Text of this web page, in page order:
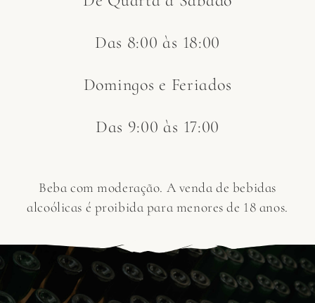
Das 8:00 às 18:00
Domingos e Feriados
Das 9:00 às 17:00
Beba com moderação. A venda de bebidas
alcoólicas é proibida para menores de 18 anos.